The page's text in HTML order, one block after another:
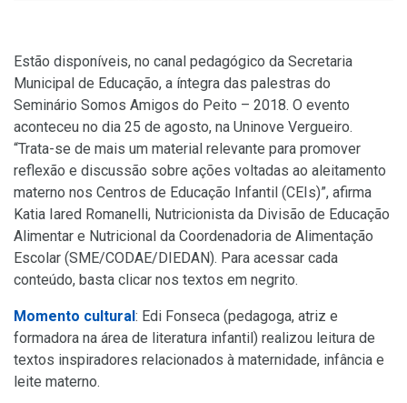
Estão disponíveis, no canal pedagógico da Secretaria
Municipal de Educação, a íntegra das palestras do
Seminário Somos Amigos do Peito – 2018. O evento
aconteceu no dia 25 de agosto, na Uninove Vergueiro.
“Trata-se de mais um material relevante para promover
reflexão e discussão sobre ações voltadas ao aleitamento
materno nos Centros de Educação Infantil (CEIs)”, afirma
Katia Iared Romanelli, Nutricionista da Divisão de Educação
Alimentar e Nutricional da Coordenadoria de Alimentação
Escolar (SME/CODAE/DIEDAN). Para acessar cada
conteúdo, basta clicar nos textos em negrito.
Momento cultural: Edi Fonseca (pedagoga, atriz e
formadora na área de literatura infantil) realizou leitura de
textos inspiradores relacionados à maternidade, infância e
leite materno.